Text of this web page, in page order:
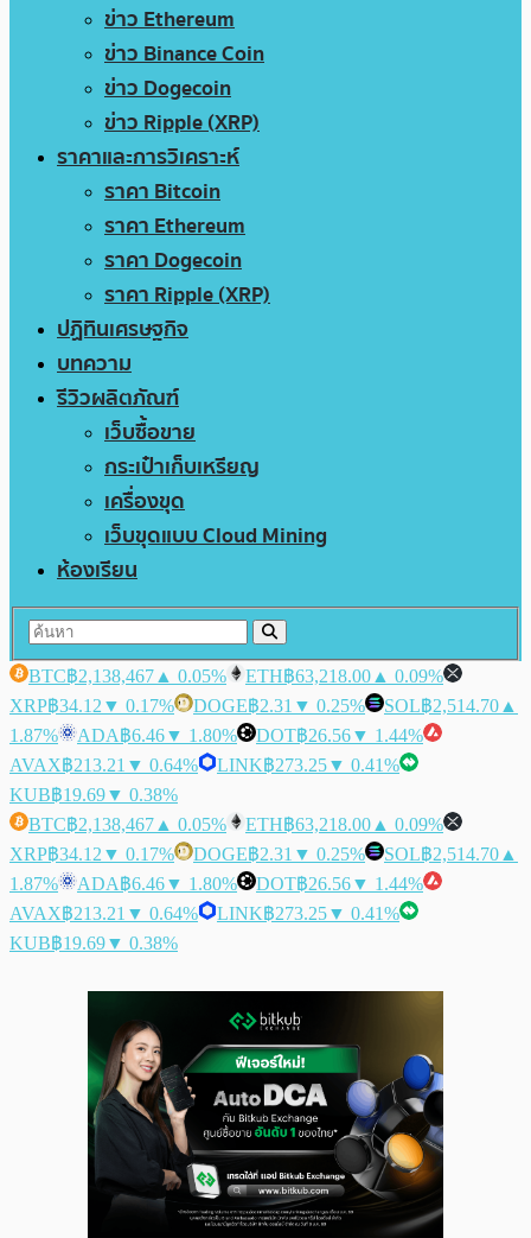
ข่าว Ethereum
ข่าว Binance Coin
ข่าว Dogecoin
ข่าว Ripple (XRP)
ราคาและการวิเคราะห์
ราคา Bitcoin
ราคา Ethereum
ราคา Dogecoin
ราคา Ripple (XRP)
ปฏิทินเศรษฐกิจ
บทความ
รีวิวผลิตภัณฑ์
เว็บซื้อขาย
กระเป๋าเก็บเหรียญ
เครื่องขุด
เว็บขุดแบบ Cloud Mining
ห้องเรียน
BTC฿2,138,467 ▲ 0.05% ETH฿63,218.00 ▲ 0.09%
XRP฿34.12 ▼ 0.17% DOGE฿2.31 ▼ 0.25% SOL฿2,514.70 ▲
1.87%
ADA฿6.46▼ 1.80% DOT฿26.56▼ 1.44%
AVAX฿213.21 ▼ 0.64% LINK฿273.25▼ 0.41%
KUB฿19.69▼ 0.38%
BTC฿2,138,467 ▲ 0.05% ETH฿63,218.00 ▲ 0.09%
XRP฿34.12 ▼ 0.17% DOGE฿2.31 ▼ 0.25% SOL฿2,514.70 ▲
1.87%
ADA฿6.46▼ 1.80% DOT฿26.56▼ 1.44%
AVAX฿213.21 ▼ 0.64% LINK฿273.25▼ 0.41%
KUB฿19.69▼ 0.38%